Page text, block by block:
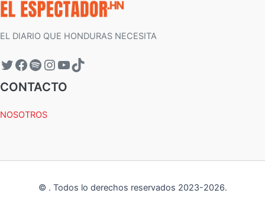
EL DIARIO QUE HONDURAS NECESITA
CONTACTO
NOSOTROS
© . Todos lo derechos reservados 2023-2026.